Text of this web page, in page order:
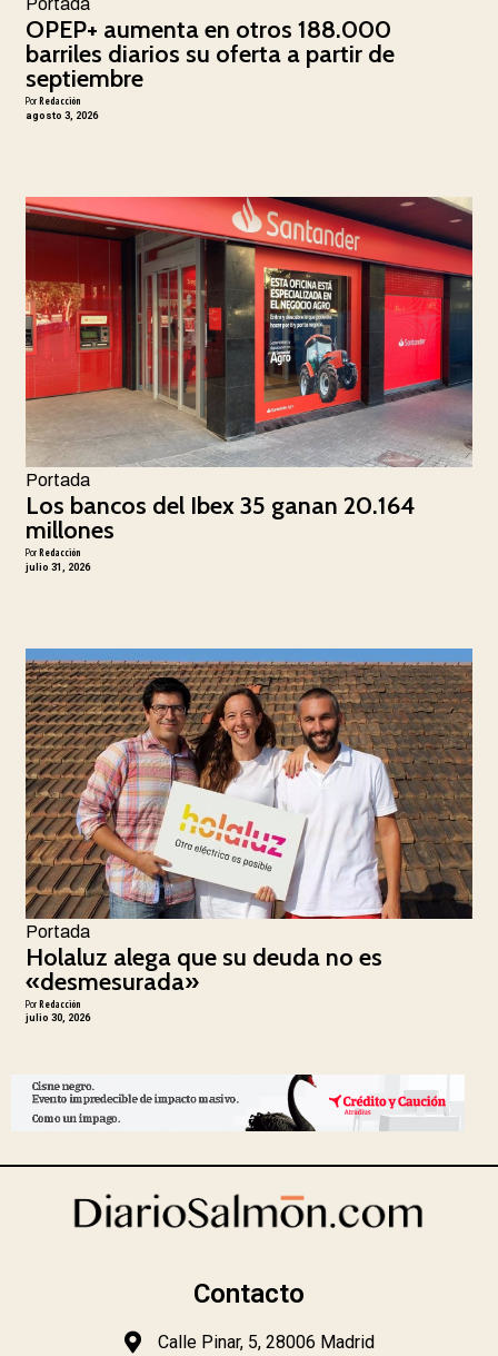
OPEP+ aumenta en otros 188.000
barriles diarios su oferta a partir de
septiembre
PorRedacción
agosto 3, 2026
Portada
Los bancos del Ibex 35 ganan 20.164
millones
PorRedacción
julio 31, 2026
Portada
Holaluz alega que su deuda no es
«desmesurada»
PorRedacción
julio 30, 2026
Contacto
Calle Pinar, 5, 28006 Madrid